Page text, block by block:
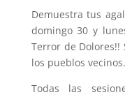
Demuestra tus
domingo 30 y
Terror de
los pueblos
Todas las